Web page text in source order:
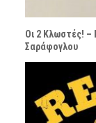
Οι 2 Κλωστές! –
Σαράφογλου